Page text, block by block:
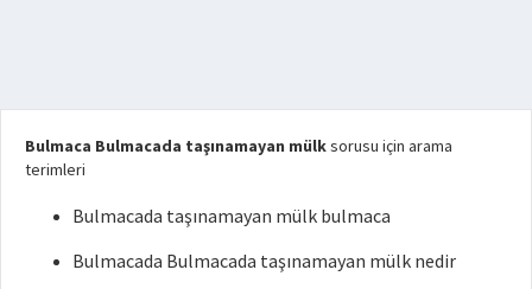
Bulmaca Bulmacada taşınamayan mülksorusu için arama
terimleri
Bulmacada taşınamayan mülk bulmaca
Bulmacada Bulmacada taşınamayan mülk nedir